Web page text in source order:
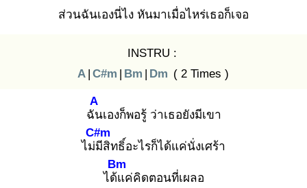
ส่วนฉันเองนี่ไง หันมาเมื่อไหร่เธอก็เจอ
INSTRU :
A | C#m | Bm | Dm ( 2 Times )
ฉัน
A
เองก็พอรู้ ว่าเธอยังมีเขา
ไม่มี
C#m
สิทธิ์อะไรก็ได้แค่นั่งเศร้า
ได้แ
Bm
ค่คิดตอนที่เผลอ